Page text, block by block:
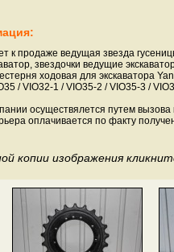
к продаже ведущая звезда
звездочки ведущие
ходовая для экскаватора
/ VIO32-1 / VIO35-2 / VIO35-3 /
осуществялется путем
оплачивается по факту
копии изображения